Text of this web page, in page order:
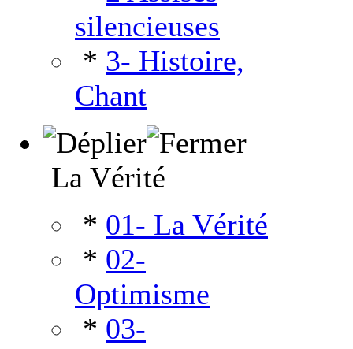
silencieuses
* 3- Histoire,
Chant
La Vérité
* 01- La Vérité
* 02-
Optimisme
* 03-